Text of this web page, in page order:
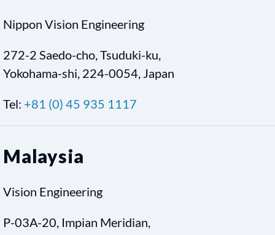
Nippon Vision Engineering
272-2 Saedo-cho, Tsuduki-ku,
Yokohama-shi, 224-0054, Japan
Tel: +81 (0) 45 935 1117
Malaysia
Vision Engineering
P-03A-20, Impian Meridian,